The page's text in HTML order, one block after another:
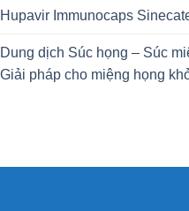
Hupavir Immunocaps
Dung dịch Súc họng – Súc
Giải pháp cho miệng họng